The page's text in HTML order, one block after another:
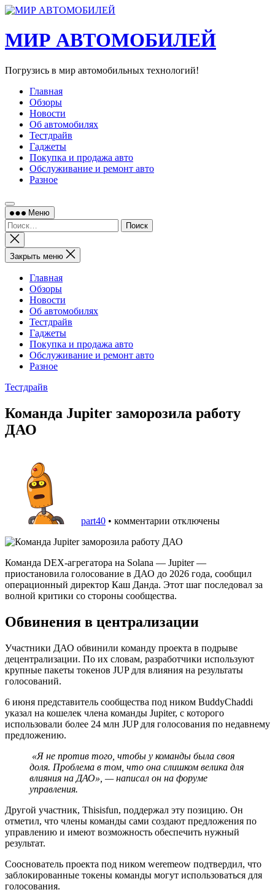
Перейти
содержимому
МИР АВТОМОБИЛЕЙ
Погрузись в мир автомобильных технологий!
Главная
Обзоры
Новости
Об автомобилях
Тестдрайв
Гаджеты
Покупка и продажа авто
Обслуживание и ремонт авто
Разное
Меню
Найти:
Закрыть
поиск
Закрыть меню
Главная
Обзоры
Новости
Об автомобилях
Тестдрайв
Гаджеты
Покупка и продажа авто
Обслуживание и ремонт авто
Разное
Тестдрайв
Команда Jupiter заморозила работу
ДАО
part40 • комментарии отключены
Команда DEX-агрегатора на Solana — Jupiter —
приостановила голосование в ДАО до 2026 года, сообщил
операционный директор Каш Данда. Этот шаг последовал за
волной критики со стороны сообщества.
Обвинения в централизации
Участники ДАО обвинили команду проекта в подрыве
децентрализации. По их словам, разработчики используют
крупные пакеты токенов JUP для влияния на результаты
голосований.
6 июня представитель сообщества под ником BuddyChaddi
указал на кошелек члена команды Jupiter, с которого
использовали более 24 млн JUP для голосования по недавнему
предложению.
«Я не против того, чтобы у команды была своя
доля. Проблема в том, что она слишком велика для
влияния на ДАО», —написал он на форуме
управления.
Другой участник, Thisisfun, поддержал эту позицию. Он
отметил, что члены команды сами создают предложения по
управлению и имеют возможность обеспечить нужный
результат.
Сооснователь проекта под ником weremeow подтвердил, что
заблокированные токены команды могут использоваться для
голосования.